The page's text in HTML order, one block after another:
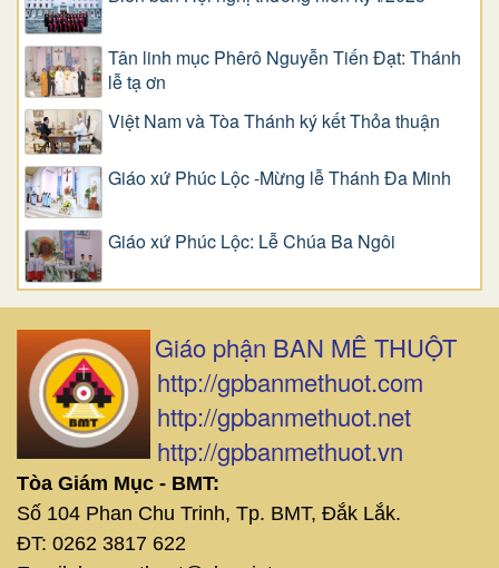
Tân linh mục Phêrô Nguyễn Tiến Đạt: Thánh
lễ tạ ơn
Việt Nam và Tòa Thánh ký kết Thỏa thuận
Giáo xứ Phúc Lộc -Mừng lễ Thánh Đa Minh
Giáo xứ Phúc Lộc: Lễ Chúa Ba Ngôi
Giáo phận BAN MÊ THUỘT
http://gpbanmethuot.com
http://gpbanmethuot.net
http://gpbanmethuot.vn
Tòa Giám Mục - BMT:
Số 104 Phan Chu Trinh, Tp. BMT, Đắk Lắk.
ĐT: 0262 3817 622